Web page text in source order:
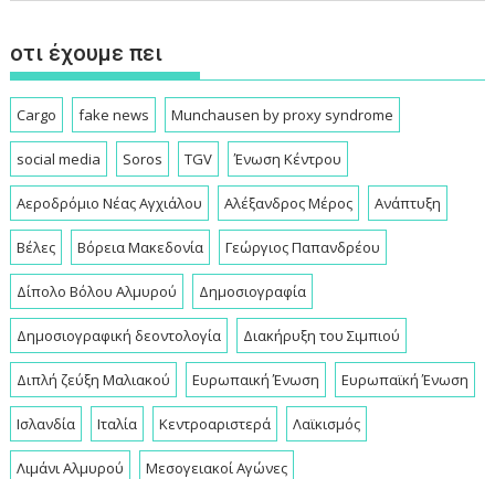
οτι έχουμε πει
Cargo fake news Munchausen by proxy syndrome
social media Soros TGV Ένωση Κέντρου
Αεροδρόμιο Νέας Αγχιάλου Αλέξανδρος Μέρος Ανάπτυξη
Βέλες Βόρεια Μακεδονία Γεώργιος Παπανδρέου
Δίπολο Βόλου Αλμυρού Δημοσιογραφία
Δημοσιογραφική δεοντολογία Διακήρυξη του Σιμπιού
Διπλή ζεύξη Μαλιακού Ευρωπαική Ένωση Ευρωπαϊκή Ένωση
Ισλανδία Ιταλία Κεντροαριστερά Λαϊκισμός
Λιμάνι Αλμυρού Μεσογειακοί Αγώνες